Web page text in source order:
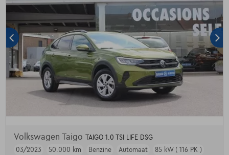
Volkswagen Taigo
TAIGO 1.0 TSI LIFE DSG
03/2023
50.000 km Benzine Automaat 85 kW ( 116 PK )